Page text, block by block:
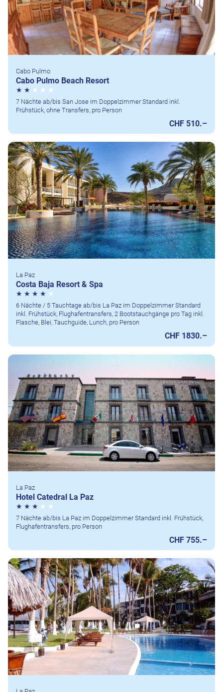
Cabo Pulmo
Cabo Pulmo Beach Resort
7 Nächte ab/bis San Jose im Doppelzimmer Standard inkl.
Frühstück, ohne Transfers, pro Person
CHF 510.–
La Paz
Costa Baja Resort & Spa
6 Nächte / 5 Tauchtage ab/bis La Paz im Doppelzimmer Standard
inkl. Frühstück, Flughafentransfers, 2 Bootstauchgänge pro Tag inkl.
Flasche, Blei, Tauchguide, Lunch, pro Person
CHF 1830.–
La Paz
Hotel Catedral La Paz
7 Nächte ab/bis La Paz im Doppelzimmer Standard inkl. Frühstück,
Flughafentransfers, pro Person
CHF 755.–